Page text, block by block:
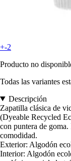
+-2
Producto no
Todas las variantes
Descripción
Zapatilla clásica de
(Dyeable Recycled
con puntera de
comodidad.
Exterior: Algodón
Interior: Algodón